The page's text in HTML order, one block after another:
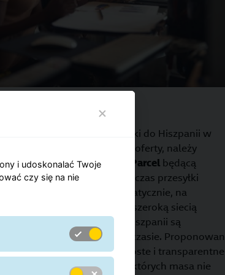
wysyłka paczek
również wysyłkę paczki do Hiszpanii w
Aby skorzystać z takiej oferty, należy
na usługęEuroBusinessParcel będącą
produktem dla firm. Wówczas przesyłki
mogą być nadawane systematycznie, na
warunkach. GLS dysponuje szeroką siecią
za której sprawą paczki do Hiszpanii są
w stosunkowo krótkim czasie.
obejmują bardzo proste i transparentne
jest nadawanie paczek, których masa nie
i udoskonalać Twoje
czy się na nie